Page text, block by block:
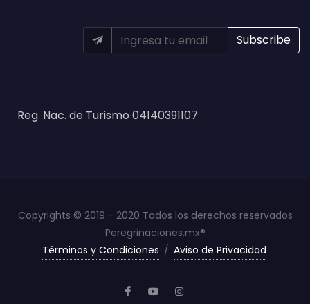
Reg. Nac. de Turismo 04140391107
Copyrights © 2019 - 2020 Todos los derechos reservados
Peregrinaciones.mx®
Términos y Condiciones / Aviso de Privacidad